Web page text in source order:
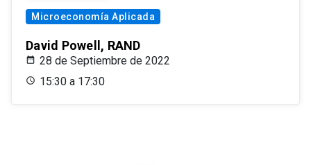
Microeconomía Aplicada
David Powell, RAND
28 de Septiembre de 2022
15:30 a 17:30